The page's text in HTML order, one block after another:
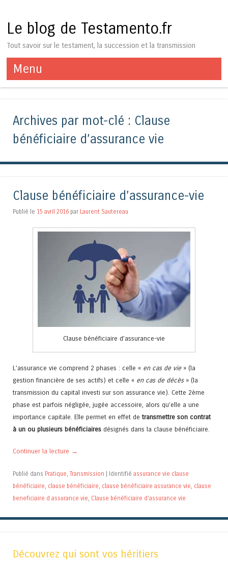
Le blog de Testamento.fr
Tout savoir sur le testament, la succession et la transmission
Menu
Aller au contenu
Archives par mot-clé : Clause
bénéficiaire d’assurance vie
Clause bénéficiaire d’assurance-vie
Publié le 15 avril 2016 par Laurent Sautereau
Clause bénéficiaire d’assurance-vie
L’assurance vie comprend 2 phases : celle « en cas de vie» (la
gestion financière de ses actifs) et celle « en cas de décès» (la
transmission du capital investi sur son assurance vie). Cette 2ème
phase est parfois négligée, jugée accessoire, alors qu’elle a une
importance capitale. Elle permet en effet detransmettre son contrat
à un ou plusieurs bénéficiaires désignés dans la clause bénéficiaire.
Continuer la lecture →
Publié dans Pratique Transmission | Identifié assurance vie clause
bénéficiaire clause bénéficiaire clause bénéficiaire assurance vie clause
beneficiaire d assurance vie Clause bénéficiaire d'assurance vie
Découvrez qui sont vos héritiers